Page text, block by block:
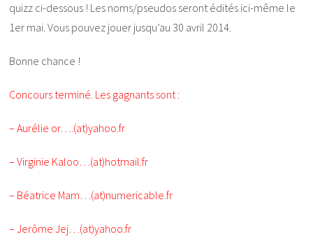
quizz ci-dessous ! Les noms/pseudos seront édités ici-même le
1er mai. Vous pouvez jouer jusqu’au 30 avril 2014.
Bonne chance !
Concours terminé. Les gagnants sont :
– Aurélie or….(at)yahoo.fr
– Virginie Kaloo…(at)hotmail.fr
– Béatrice Mam…(at)numericable.fr
– Jerôme Jej…(at)yahoo.fr